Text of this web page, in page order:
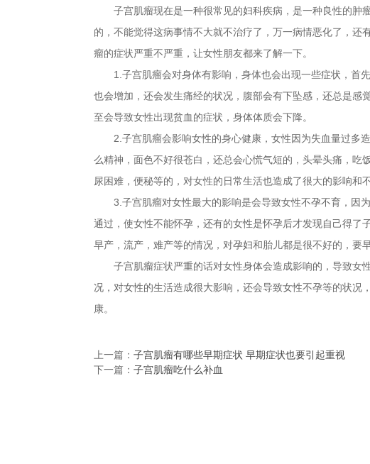
子宫肌瘤现在是一种很常见的妇科疾病，是一种良性的肿
的，不能觉得这病事情不大就不治疗了，万一病情恶化了，
瘤的症状严重不严重，让女性朋友都来了解一下。
1.子宫肌瘤会对身体有影响，身体也会出现一些症状，首
也会增加，还会发生痛经的状况，腹部会有下坠感，还总是感
至会导致女性出现贫血的症状，身体体质会下降。
2.子宫肌瘤会影响女性的身心健康，女性因为失血量过多
么精神，面色不好很苍白，还总会心慌气短的，头晕头痛，吃
尿困难，便秘等的，对女性的日常生活也造成了很大的影响和不
3.子宫肌瘤对女性最大的影响是会导致女性不孕不育，因
通过，使女性不能怀孕，还有的女性是怀孕后才发现自己得了
早产，流产，难产等的情况，对孕妇和胎儿都是很不好的，要
子宫肌瘤症状严重的话对女性身体会造成影响的，导致女
况，对女性的生活造成很大影响，还会导致女性不孕等的状况
康。
上一篇： 子宫肌瘤有哪些早期症状 早期症状也要引起重视
下一篇： 子宫肌瘤吃什么补血